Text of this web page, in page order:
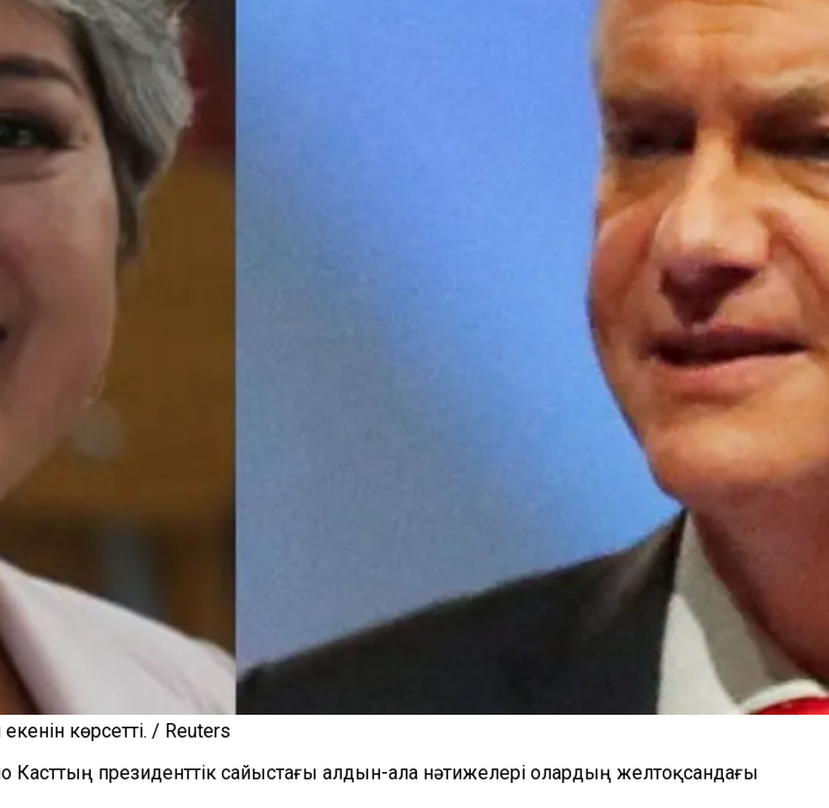
көрсетті. / Reuters
президенттік сайыстағы алдын-ала нәтижелері олардың желтоқсандағы